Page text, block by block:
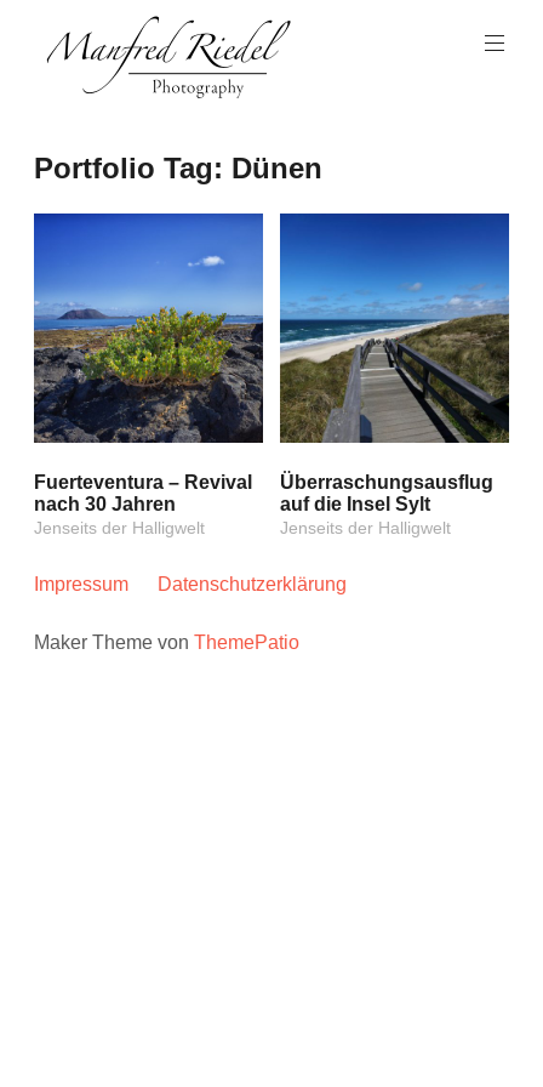
Inhalt
Manfred
Riedel
Portfolio Tag: Dünen
Fuerteventura – Revival
nach 30 Jahren
Jenseits der Halligwelt
Überraschungsausflug
auf die Insel Sylt
Jenseits der Halligwelt
Impressum Datenschutzerklärung
Maker Theme vonThemePatio